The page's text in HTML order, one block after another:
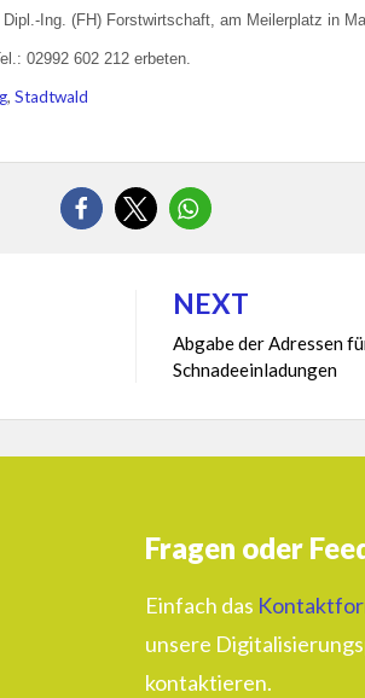
Ing. (FH) Forstwirtschaft, am Meilerplatz in
02992 602 212 erbeten.
, Stadtwald
NEXT
Abgabe der Adressen
Schnadeeinladungen
Fragen oder
Einfach das
unsere
kontaktieren.